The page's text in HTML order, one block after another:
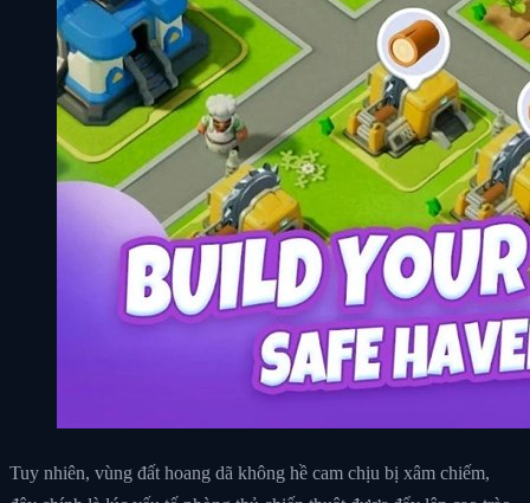
Tuy nhiên, vùng đất hoang dã không hề cam chịu bị xâm chiếm,